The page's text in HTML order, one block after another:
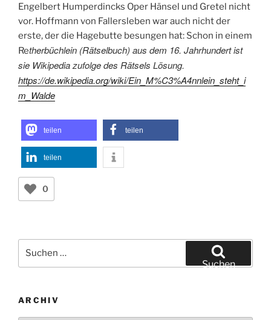
Engelbert Humperdincks Oper Hänsel und Gretel nicht
vor. Hoffmann von Fallersleben war auch nicht der
erste, der die Hagebutte besungen hat: Schon in einem
Retherbüchlein (Rätselbuch) aus dem 16. Jahrhundert ist
sie Wikipedia zufolge des Rätsels Lösung.
https://de.wikipedia.org/wiki/Ein_M%C3%A4nnlein_steht_i
m_Walde
teilen teilen
teilen
0
nach:
Suchen
ARCHIV